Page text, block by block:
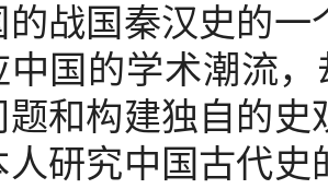
的战国秦汉史的一
中国的学术潮流
题和构建独自的史
人研究中国古代